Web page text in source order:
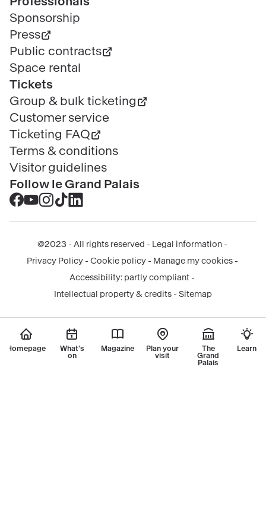
Sponsorship
Press
Public contracts
Space rental
Tickets
Group & bulk ticketing
Customer service
Ticketing FAQ
Terms & conditions
Visitor guidelines
Follow le Grand Palais
Accéder
au
Accéder
au
-
fenêtre
Accéder
au
-
nouvelle
fenêtre
Accéder
au
tok
nouvelle
Accéder
au
-
nouvelle
fenêtre
Menu
@2023 - All rights reserved
Legal information
Privacy Policy
Cookie policy
Manage my cookies
Accessibility: partly compliant
Intellectual property & credits
Sitemap
Homepage
What's
on
Magazine
Plan your
visit
The
Grand
Palais
Learn